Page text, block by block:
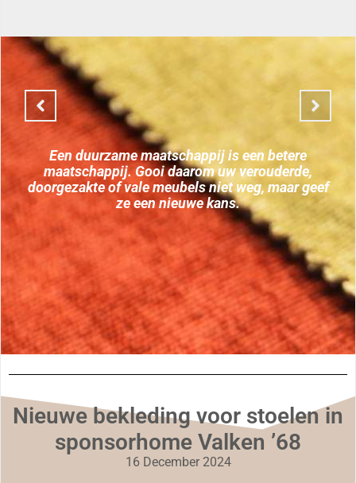
Baris meubelstoffeerder restaureert en stoffeert
uw klassieke, vintage of (retro) moderne meubelen
met liefde voor het vak en oog voor een perfect
resultaat. Met meer dan 30 jaar ervaring staan we
garant voor professioneel advies en tevreden
klanten.
Nieuwe bekleding voor stoelen in
sponsorhome Valken ’68
16 December 2024